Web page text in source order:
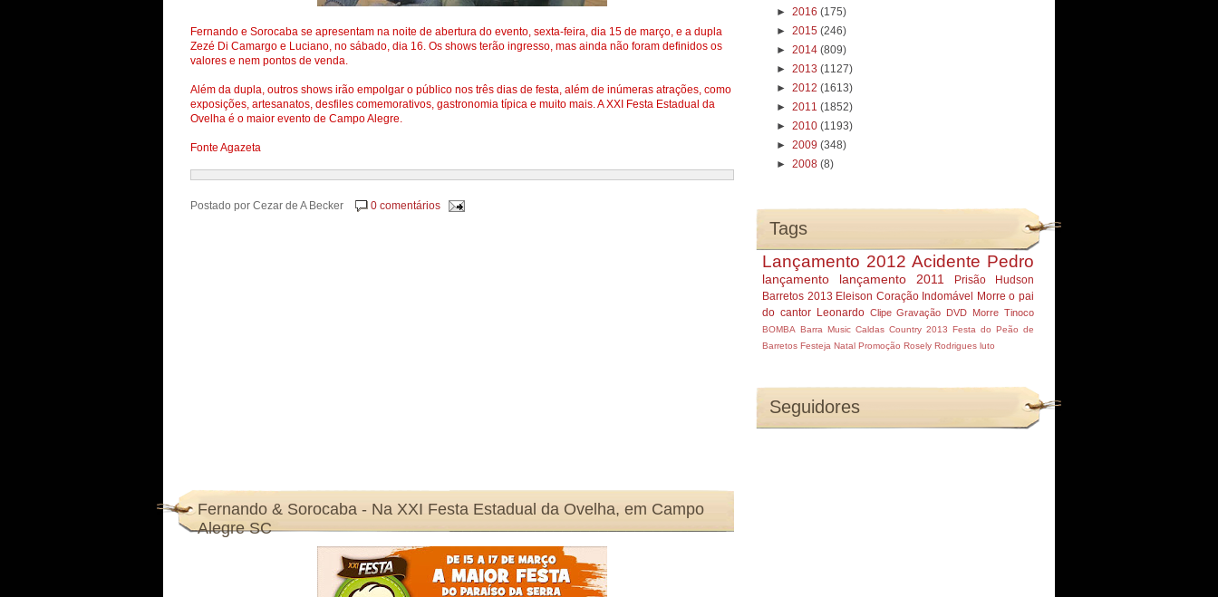
Fernando e Sorocaba se apresentam na noite de abertura do evento, sexta-feira, dia 15 de março, e a dupla
Zezé Di Camargo e Luciano, no sábado, dia 16. Os shows terão ingresso, mas ainda não foram definidos os
valores e nem pontos de venda.
Além da dupla, outros shows irão empolgar o público nos três dias de festa, além de inúmeras atrações, como
exposições, artesanatos, desfiles comemorativos, gastronomia típica e muito mais. A XXI Festa Estadual da
Ovelha é o maior evento de Campo Alegre.
Fonte Agazeta
Postado por Cezar de A Becker 0 comentários
Fernando & Sorocaba - Na XXI Festa Estadual da Ovelha, em Campo
Alegre SC
► 2016 (175)
► 2015 (246)
► 2014 (809)
► 2013 (1127)
► 2012 (1613)
► 2011 (1852)
► 2010 (1193)
► 2009 (348)
► 2008 (8)
Tags
Lançamento 2012 Acidente Pedro
lançamento lançamento 2011
Prisão Hudson
Barretos 2013 Eleison Coração Indomável Morre o pai
do cantor Leonardo Clipe Gravação DVD Morre Tinoco
BOMBA Barra Music Caldas Country 2013 Festa do Peão de
Barretos Festeja Natal Promoção Rosely Rodrigues luto
Seguidores